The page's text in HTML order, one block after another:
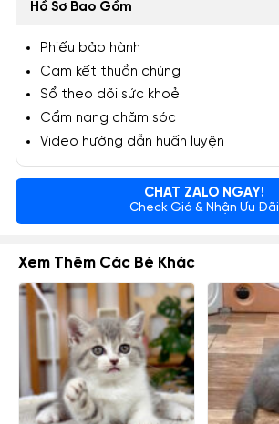
Hồ Sơ Bao Gồm
Phiếu bảo hành
Cam kết thuần chủng
Sổ theo dõi sức khoẻ
Cẩm nang chăm sóc
Video hướng dẫn huấn luyện
CHAT ZALO NGAY!
Check Giá & Nhận Ưu Đãi
Xem Thêm Các Bé Khác